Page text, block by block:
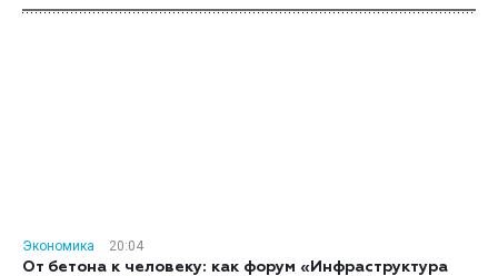
Экономика
20:04
От бетона к человеку: как форум «Инфраструктура